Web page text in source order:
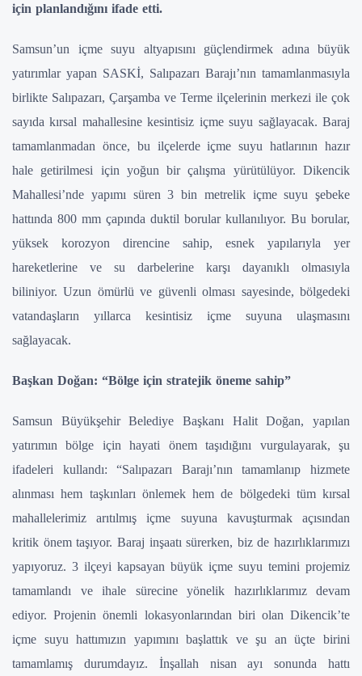
için planlandığını ifade etti.
Samsun’un içme suyu altyapısını güçlendirmek adına büyük
yatırımlar yapan SASKİ, Salıpazarı Barajı’nın tamamlanmasıyla
birlikte Salıpazarı, Çarşamba ve Terme ilçelerinin merkezi ile çok
sayıda kırsal mahallesine kesintisiz içme suyu sağlayacak. Baraj
tamamlanmadan önce, bu ilçelerde içme suyu hatlarının hazır
hale getirilmesi için yoğun bir çalışma yürütülüyor. Dikencik
Mahallesi’nde yapımı süren 3 bin metrelik içme suyu şebeke
hattında 800 mm çapında duktil borular kullanılıyor. Bu borular,
yüksek korozyon direncine sahip, esnek yapılarıyla yer
hareketlerine ve su darbelerine karşı dayanıklı olmasıyla
biliniyor. Uzun ömürlü ve güvenli olması sayesinde, bölgedeki
vatandaşların yıllarca kesintisiz içme suyuna ulaşmasını
sağlayacak.
Başkan Doğan: “Bölge için stratejik öneme sahip”
Samsun Büyükşehir Belediye Başkanı Halit Doğan, yapılan
yatırımın bölge için hayati önem taşıdığını vurgulayarak, şu
ifadeleri kullandı: “Salıpazarı Barajı’nın tamamlanıp hizmete
alınması hem taşkınları önlemek hem de bölgedeki tüm kırsal
mahallelerimiz arıtılmış içme suyuna kavuşturmak açısından
kritik önem taşıyor. Baraj inşaatı sürerken, biz de hazırlıklarımızı
yapıyoruz. 3 ilçeyi kapsayan büyük içme suyu temini projemiz
tamamlandı ve ihale sürecine yönelik hazırlıklarımız devam
ediyor. Projenin önemli lokasyonlarından biri olan Dikencik’te
içme suyu hattımızın yapımını başlattık ve şu an üçte birini
tamamlamış durumdayız. İnşallah nisan ayı sonunda hattı